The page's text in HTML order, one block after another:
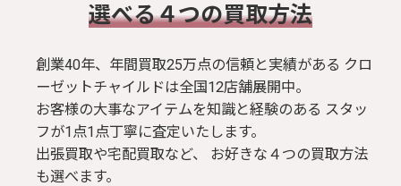
​選べる４つの買取方法
創業40年、年間買取25万点の信頼と実績がある クロ
ーゼットチャイルドは全国12店舗展開中。
お客様の大事なアイテムを知識と経験のある スタッ
フが1点1点丁寧に査定いたします。
出張買取や宅配買取など、 お好きな４つの買取方法
も選べます。